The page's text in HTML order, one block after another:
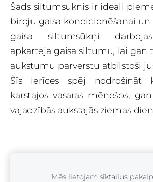
Šāds siltumsūknis ir ideāli
biroju gaisa kondicionēšanai un
gaisa siltumsūkņi
apkārtējā gaisa siltumu, lai gan
aukstumu pārvērstu atbilstoši
Šīs ierīces spēj nodrošināt
karstajos vasaras mēnešos,
vajadzībās aukstajās ziemas
Pieteikt
Mēs lietojam sīkfailus